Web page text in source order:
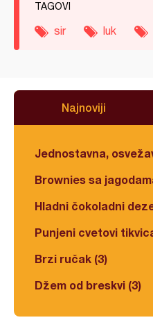
TAGOVI
sir luk
Najnoviji
Jednostavna,
Brownies sa
Hladni čokoladni
Punjeni cvetovi
Brzi ručak (3)
Džem od breskvi (3)